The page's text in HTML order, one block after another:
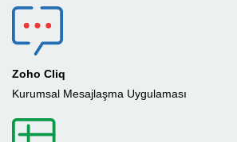
Zoho Cliq
Kurumsal Mesajlaşma Uygulaması